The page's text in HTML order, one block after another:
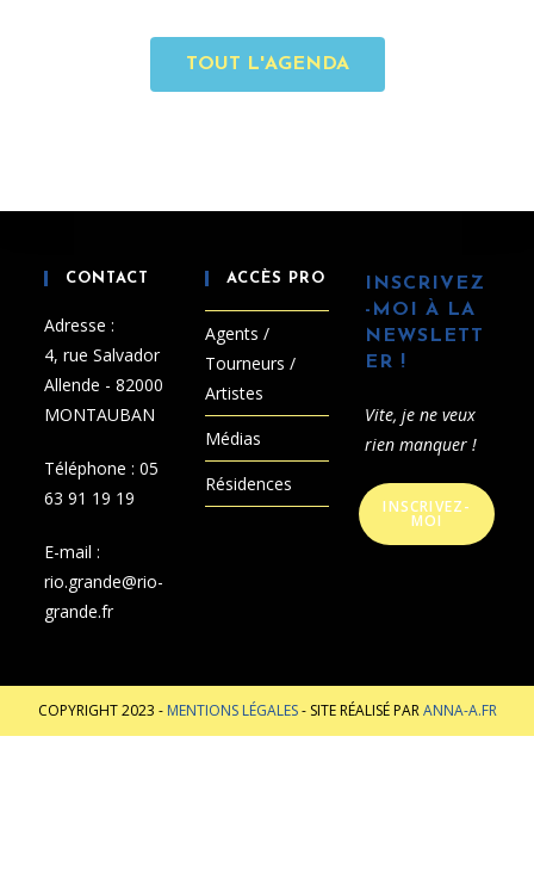
TOUT L'AGENDA
CONTACT
Adresse :
4, rue Salvador
Allende - 82000
MONTAUBAN
Téléphone :05
63 91 19 19
E-mail :
rio.grande@rio-
grande.fr
ACCÈS PRO
Agents /
Tourneurs /
Artistes
Médias
Résidences
INSCRIVEZ
-MOI À LA
NEWSLETT
ER !
Vite, je ne veux
rien manquer !
INSCRIVEZ-
MOI
COPYRIGHT 2023 - MENTIONS LÉGALES- SITE RÉALISÉ PARANNA-A.FR